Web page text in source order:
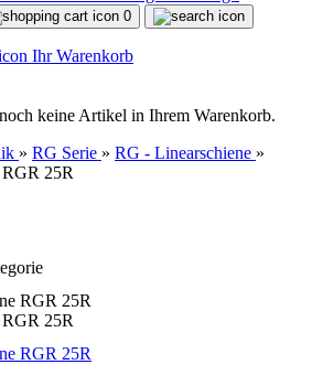
0
Ihr Warenkorb
keine Artikel in Ihrem Warenkorb.
» RG Serie » RG - Linearschiene »
25R
25R